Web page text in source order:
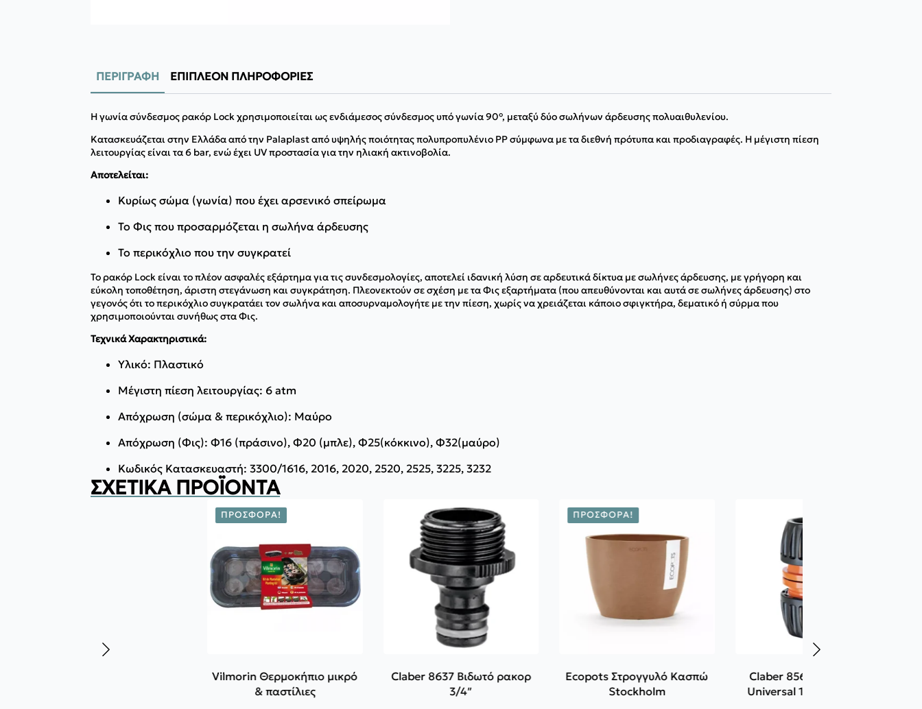
ΠΕΡΙΓΡΑΦΉ ΕΠΙΠΛΈΟΝ ΠΛΗΡΟΦΟΡΊΕΣ
Η γωνία σύνδεσμος ρακόρ Lock χρησιμοποιείται ως ενδιάμεσος σύνδεσμος υπό γωνία 90°, μεταξύ δύο σωλήνων άρδευσης πολυαιθυλενίου.
Κατασκευάζεται στην Ελλάδα από την Palaplast από υψηλής ποιότητας πολυπροπυλένιο PP σύμφωνα με τα διεθνή πρότυπα και προδιαγραφές. H μέγιστη πίεση
λειτουργίας είναι τα 6 bar, ενώ έχει UV προστασία για την ηλιακή ακτινοβολία.
Αποτελείται:
Κυρίως σώμα (γωνία) που έχει αρσενικό σπείρωμα
Το Φις που προσαρμόζεται η σωλήνα άρδευσης
Το περικόχλιο που την συγκρατεί
Το ρακόρ Lock είναι το πλέον ασφαλές εξάρτημα για τις συνδεσμολογίες, αποτελεί ιδανική λύση σε αρδευτικά δίκτυα με σωλήνες άρδευσης, με γρήγορη και
εύκολη τοποθέτηση, άριστη στεγάνωση και συγκράτηση. Πλεονεκτούν σε σχέση με τα Φις εξαρτήματα (που απευθύνονται και αυτά σε σωλήνες άρδευσης) στο
γεγονός ότι το περικόχλιο συγκρατάει τον σωλήνα και αποσυρναμολογήτε με την πίεση, χωρίς να χρειάζεται κάποιο σφιγκτήρα, δεματικό ή σύρμα που
χρησιμοποιούνται συνήθως στα Φις.
Τεχνικά Χαρακτηριστικά:
Υλικό: Πλαστικό
Μέγιστη πίεση λειτουργίας: 6 atm
Απόχρωση (σώμα & περικόχλιο): Μαύρο
Απόχρωση (Φις): Φ16 (πράσινο), Φ20 (μπλε), Φ25(κόκκινο), Φ32(μαύρο)
Κωδικός Κατασκευαστή: 3300/1616, 2016, 2020, 2520, 2525, 3225, 3232
ΣΧΕΤΙΚΆ ΠΡΟΪΌΝΤΑ
ΠΡΟΣΦΟΡΆ!
Vilmorin Θερμοκήπιο μικρό
& παστίλιες
Claber 8637 Βιδωτό ρακορ
3/4″
ΠΡΟΣΦΟΡΆ!
Ecopots Στρογγυλό Κασπώ
Stockholm
Claber 8565 Συνδετήρας
Universal 1/2"- 5/8" -3/4"